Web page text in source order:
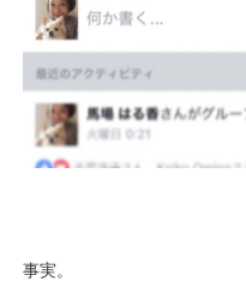
事実。